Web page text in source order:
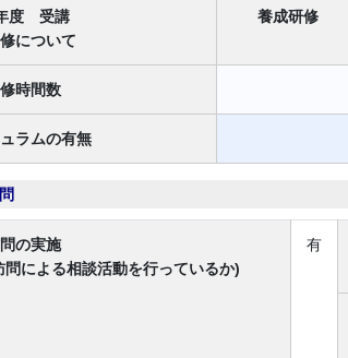
度 受講
について
養成研修
時間数
ラムの有無
の実施
問による相談活動を行っているか)
有